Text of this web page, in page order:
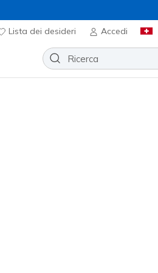
Lista dei desideri Accedi